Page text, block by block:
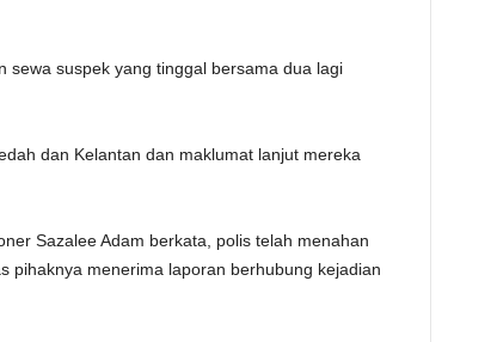
sewa suspek yang tinggal bersama dua lagi
dan Kelantan dan maklumat lanjut mereka
Sazalee Adam berkata, polis telah menahan
pihaknya menerima laporan berhubung kejadian